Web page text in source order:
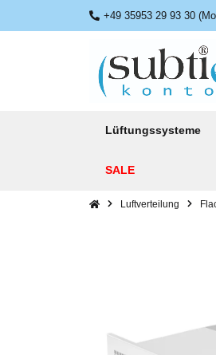
+49 35953 29 93 30
Lüftungssysteme
SALE
Luftverteilung